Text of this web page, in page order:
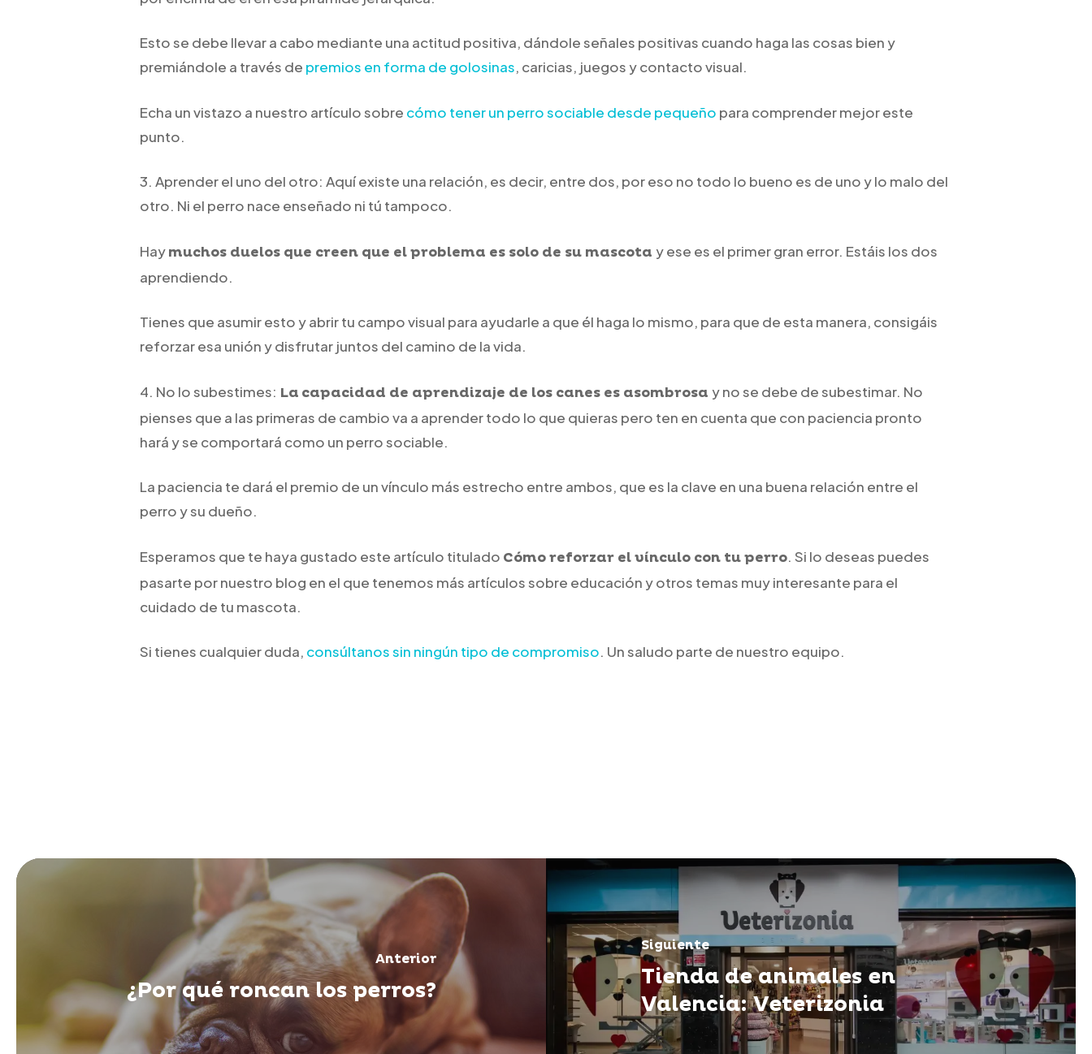
Esto se debe llevar a cabo mediante una actitud positiva, dándole señales positivas cuando haga las cosas bien y
premiándole a través de premios en forma de golosinas, caricias, juegos y contacto visual.
Echa un vistazo a nuestro artículo sobre cómo tener un perro sociable desde pequeño para comprender mejor este
punto.
3. Aprender el uno del otro: Aquí existe una relación, es decir, entre dos, por eso no todo lo bueno es de uno y lo malo del
otro. Ni el perro nace enseñado ni tú tampoco.
Haymuchos duelos que creen que el problema es solo de su mascota y ese es el primer gran error. Estáis los dos
aprendiendo.
Tienes que asumir esto y abrir tu campo visual para ayudarle a que él haga lo mismo, para que de esta manera, consigáis
reforzar esa unión y disfrutar juntos del camino de la vida.
4. No lo subestimes: La capacidad de aprendizaje de los canes es asombrosa y no se debe de subestimar. No
pienses que a las primeras de cambio va a aprender todo lo que quieras pero ten en cuenta que con paciencia pronto
hará y se comportará como un perro sociable.
La paciencia te dará el premio de un vínculo más estrecho entre ambos, que es la clave en una buena relación entre el
perro y su dueño.
Esperamos que te haya gustado este artículo titulado Cómo reforzar el vínculo con tu perro. Si lo deseas puedes
pasarte por nuestro blog en el que tenemos más artículos sobre educación y otros temas muy interesante para el
cuidado de tu mascota.
Si tienes cualquier duda, consúltanos sin ningún tipo de compromiso. Un saludo parte de nuestro equipo.
Anterior
¿Por qué roncan los perros?
Siguiente
Tienda de animales en
Valencia: Veterizonia